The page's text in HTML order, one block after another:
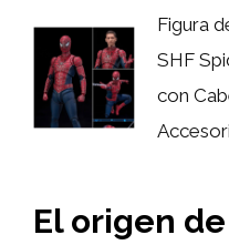
Figura
SHF
con
El origen